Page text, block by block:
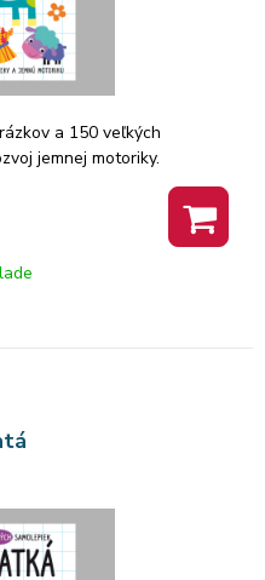
a 150 veľkých
jemnej motoriky.